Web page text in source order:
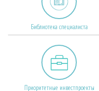
Библиотека специалиста
Приоритетные инвестпроекты